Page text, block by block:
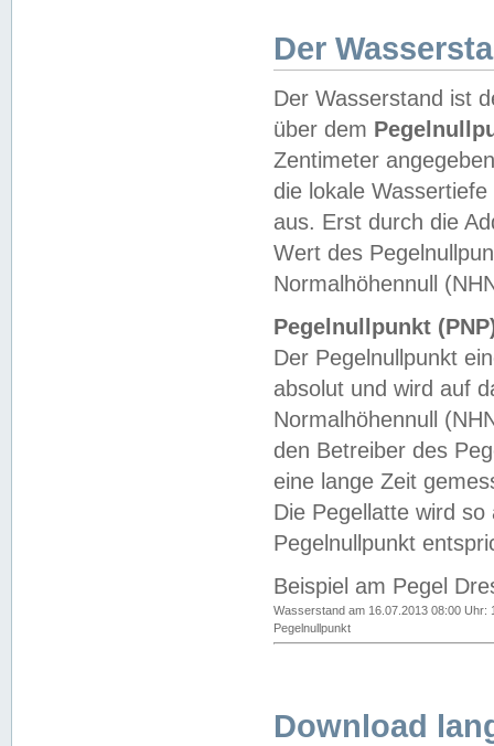
Der
Der Wasserstand ist
über dem
Zentimeter
die lokale
aus. Erst durch die
Wert des
Normalhöhennull
Pegelnullpunkt
Der Pegelnullpunkt
absolut und wird auf
Normalhöhennull
den Betreiber des
eine lange Zeit
Die Pegellatte wird
Pegelnullpunkt
Beispiel am Pegel
Wasserstand am 16.07.2013 08:00 Uhr:
Pegelnullpunkt
Download